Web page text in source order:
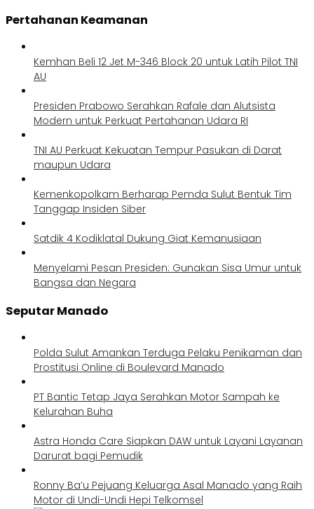
Pertahanan Keamanan
Kemhan Beli 12 Jet M-346 Block 20 untuk Latih Pilot TNI
AU
Presiden Prabowo Serahkan Rafale dan Alutsista
Modern untuk Perkuat Pertahanan Udara RI
TNI AU Perkuat Kekuatan Tempur Pasukan di Darat
maupun Udara
Kemenkopolkam Berharap Pemda Sulut Bentuk Tim
Tanggap Insiden Siber
Satdik 4 Kodiklatal Dukung Giat Kemanusiaan
Menyelami Pesan Presiden: Gunakan Sisa Umur untuk
Bangsa dan Negara
Seputar Manado
Polda Sulut Amankan Terduga Pelaku Penikaman dan
Prostitusi Online di Boulevard Manado
PT Bantic Tetap Jaya Serahkan Motor Sampah ke
Kelurahan Buha
Astra Honda Care Siapkan DAW untuk Layani Layanan
Darurat bagi Pemudik
Ronny Ba’u Pejuang Keluarga Asal Manado yang Raih
Motor di Undi-Undi Hepi Telkomsel